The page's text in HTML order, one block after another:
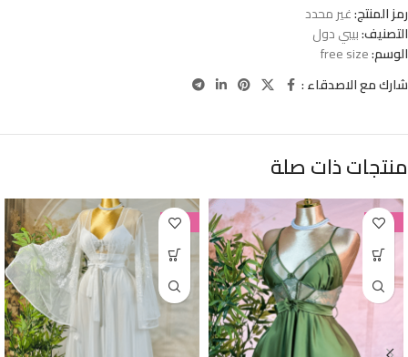
رمز المنتج:غير محدد
التصنيف:بيبي دول
الوسم:free size
شارك مع الاصدقاء :
منتجات ذات صلة
-38%
-38%